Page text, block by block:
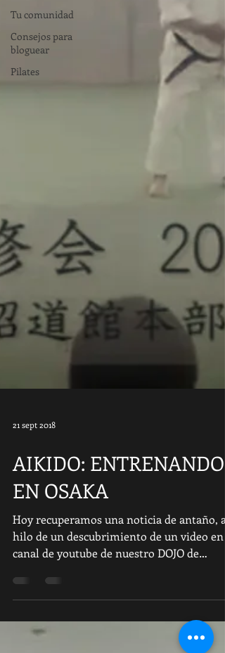
Tu comunidad
Consejos para
bloguear
Pilates
21 sept 2018
AIKIDO: ENTRENANDO
EN OSAKA
Hoy recuperamos una noticia de antaño, al
canal de youtube de nuestro DOJO de
referencia...